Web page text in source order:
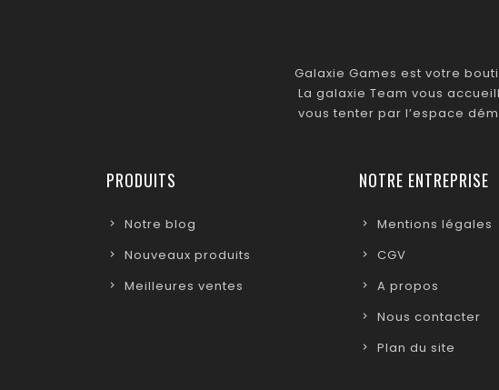
Galaxie Games est votre
La galaxie Team vous
vous tenter par l’espace
PRODUITS
Notre blog
Nouveaux produits
Meilleures ventes
NOTRE ENTREPRISE
Mentions légales
CGV
A propos
Nous contacter
Plan du site